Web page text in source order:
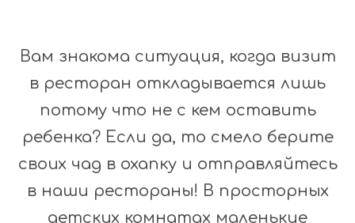
Вам знакома ситуация, когда визит
в ресторан откладывается лишь
потому что не с кем оставить
ребенка? Если да, то смело берите
своих чад в охапку и отправляйтесь
в наши рестораны! В просторных
детских комнатах маленькие